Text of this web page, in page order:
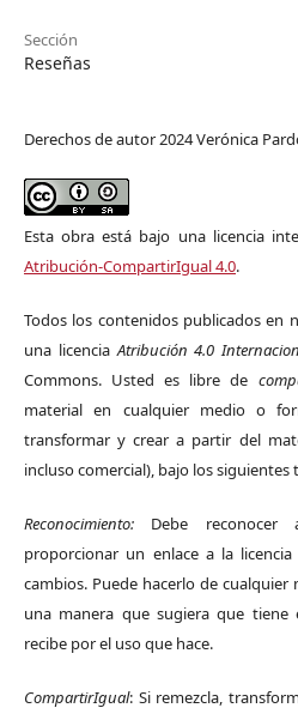
Sección
Reseñas
Derechos de autor 2024 Verónica
Esta obra está bajo una licencia
Atribución-CompartirIgual 4.0.
Todos los contenidos publicados en
una licenciaAtribución 4.0
Commons. Usted es libre de
material en cualquier medio o
transformar y crear a partir del
incluso comercial), bajo los siguientes
Reconocimiento: Debe reconocer
proporcionar un enlace a la
cambios. Puede hacerlo de
una manera que sugiera que
recibe por el uso que hace.
CompartirIgual: Si remezcla,